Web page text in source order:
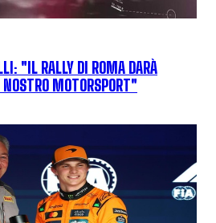
"IL RALLY DI ROMA DARÀ
MOTORSPORT"